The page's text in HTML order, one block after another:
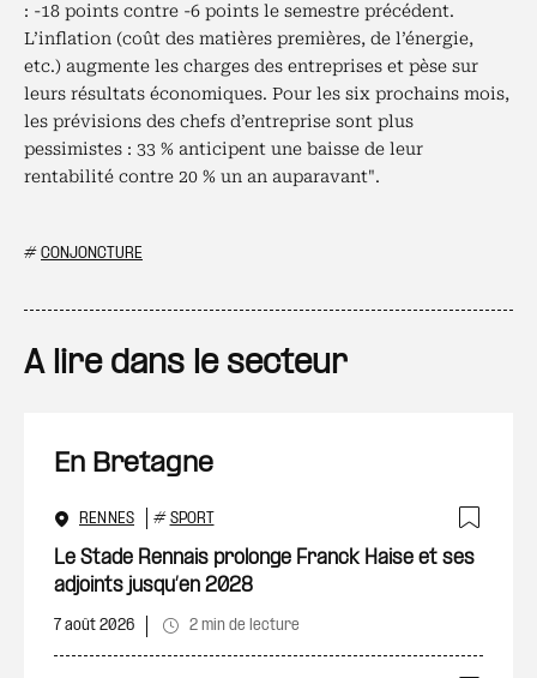
: -18 points contre -6 points le semestre précédent.
L’inflation (coût des matières premières, de l’énergie,
etc.) augmente les charges des entreprises et pèse sur
leurs résultats économiques. Pour les six prochains mois,
les prévisions des chefs d’entreprise sont plus
pessimistes : 33 % anticipent une baisse de leur
rentabilité contre 20 % un an auparavant".
# CONJONCTURE
A lire dans le secteur
En Bretagne
RENNES # SPORT
Le Stade Rennais prolonge Franck Haise et ses
adjoints jusqu’en 2028
7 août 2026 2 min de lecture